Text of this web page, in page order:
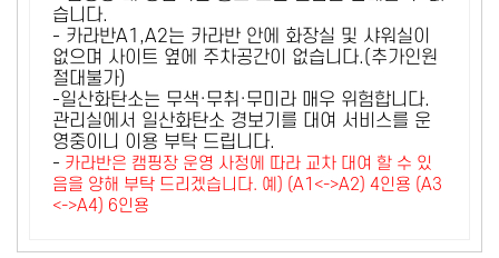
습니다.
- 카라반A1,A2는 카라반 안에 화장실 및 샤워실이
없으며 사이트 옆에 주차공간이 없습니다.(추가인원
절대불가)
-일산화탄소는 무색·무취·무미라 매우 위험합니다.
관리실에서 일산화탄소 경보기를 대여 서비스를 운
영중이니 이용 부탁 드립니다.
- 카라반은 캠핑장 운영 사정에 따라 교차 대여 할 수 있
음을 양해 부탁 드리겠습니다. 예) (A1<->A2) 4인용 (A3
<->A4) 6인용